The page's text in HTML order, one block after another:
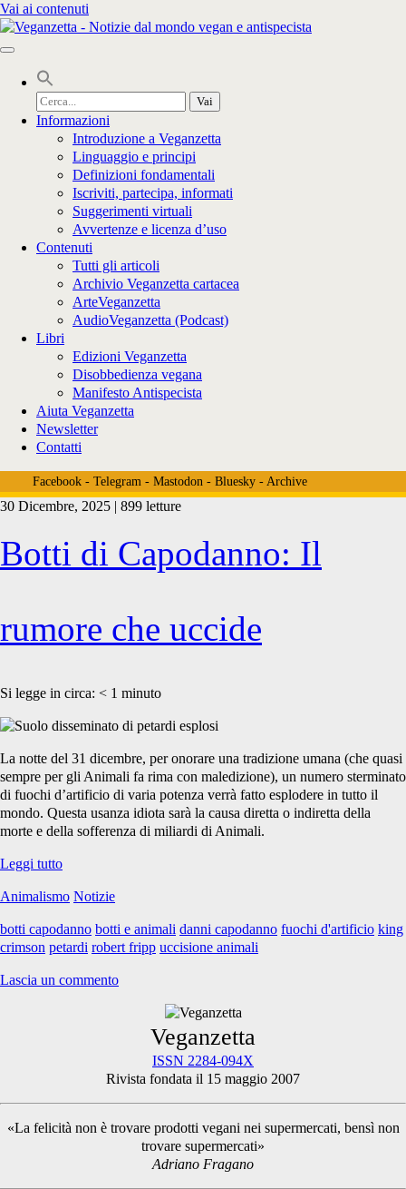
Vai ai contenuti
Cerca
per:
Informazioni
Introduzione a Veganzetta
Linguaggio e principi
Definizioni fondamentali
Iscriviti, partecipa, informati
Suggerimenti virtuali
Avvertenze e licenza d’uso
Contenuti
Tutti gli articoli
Archivio Veganzetta cartacea
ArteVeganzetta
AudioVeganzetta (Podcast)
Libri
Edizioni Veganzetta
Disobbedienza vegana
Manifesto Antispecista
Aiuta Veganzetta
Newsletter
Contatti
Facebook- Telegram- Mastodon- Bluesky- Archive
Tag:
<span>king
crimson</span>
30 Dicembre, 2025 | 899 letture
Botti di Capodanno: Il
rumore che uccide
Si legge in circa: < 1 minuto
La notte del 31 dicembre, per onorare una tradizione umana (che quasi
sempre per gli Animali fa rima con maledizione), un numero sterminato
di fuochi d’artificio di varia potenza verrà fatto esplodere in tutto il
mondo. Questa usanza idiota sarà la causa diretta o indiretta della
morte e della sofferenza di miliardi di Animali.
Leggi tuttoBotti
Capodanno:
rumore
che
Animalismo Notizie
botti capodanno botti e animali danni capodanno fuochi d'artificio king
crimson petardi robert fripp uccisione animali
Lascia un commento
Sidebar
Veganzetta
ISSN 2284-094X
Rivista fondata il 15 maggio 2007
«La felicità non è trovare prodotti vegani nei supermercati, bensì non
trovare supermercati»
Adriano Fragano